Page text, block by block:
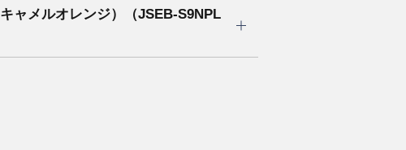
ャメルオレンジ）（JSEB-S9NPL